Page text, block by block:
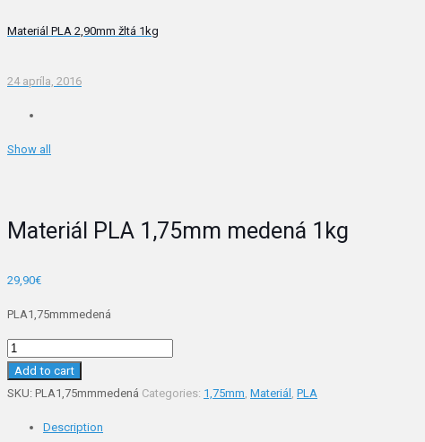
Materiál PLA 2,90mm žltá 1kg
24 apríla, 2016
Show all
Materiál PLA 1,75mm medená 1kg
29,90€
PLA1,75mmmedená
Materiál
PLA
1,75mm
Add to cart
SKU: PLA1,75mmmedená Categories: 1,75mm, Materiál , PLA
Description